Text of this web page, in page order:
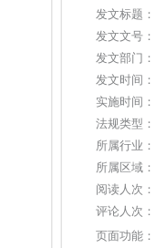
发文标题：
发文文号：
发文部门：
发文时间：
实施时间：
法规类型：
所属行业：
所属区域：
阅读人次：
评论人次：
页面功能：